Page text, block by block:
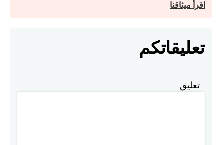
اقرأ ميثاقنا
تعليقاتكم
تعليق